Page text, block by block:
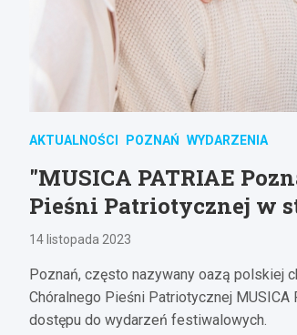
AKTUALNOŚCI POZNAŃ WYDARZENIA
"MUSICA PATRIAE
Pieśni Patriotycznej w
14 listopada 2023
Poznań, często nazywany oazą polskiej
Chóralnego Pieśni Patriotycznej
dostępu do wydarzeń festiwalowych.